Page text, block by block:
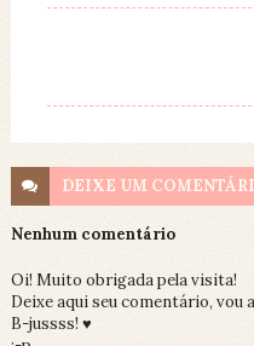
DEIXE UM
Nenhum comentário
Oi! Muito obrigada pela visita!
Deixe aqui seu comentário, vou
B-jussss! ♥